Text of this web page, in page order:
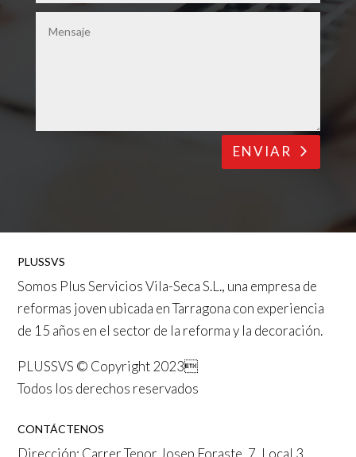
ENVIAR
PLUSSVS
Somos Plus Servicios Vila-Seca S.L., una empresa de
reformas joven ubicada enTarragona con experiencia
de 15 años en el sector de la reforma y la decoración.
PLUSSVS © Copyright 2023
Todos los derechos reservados
CONTÁCTENOS
Dirección: Carrer Tenor Josep Foraste, 7, Local 3,